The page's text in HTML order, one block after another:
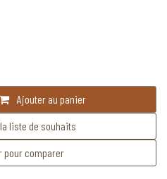
Ajouter au panier
pour comparer
liste de souhaits